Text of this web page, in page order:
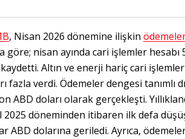
, Nisan 2026 dönemine ilişkin
göre; nisan ayında cari işlemler
kaydetti. Altın ve enerji hariç cari
fazla verdi. Ödemeler dengesi tanımlı
ABD doları olarak gerçekleşti.
2025 döneminden itibaren ilk defa
ABD dolarına geriledi. Ayrıca,